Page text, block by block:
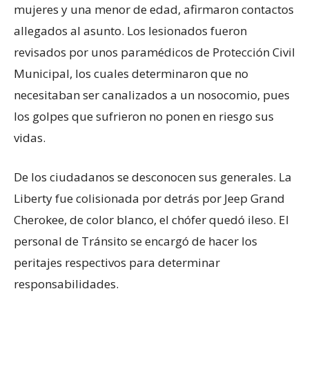
mujeres y una menor de edad, afirmaron contactos
allegados al asunto. Los lesionados fueron
revisados por unos paramédicos de Protección Civil
Municipal, los cuales determinaron que no
necesitaban ser canalizados a un nosocomio, pues
los golpes que sufrieron no ponen en riesgo sus
vidas.
De los ciudadanos se desconocen sus generales. La
Liberty fue colisionada por detrás por Jeep Grand
Cherokee, de color blanco, el chófer quedó ileso. El
personal de Tránsito se encargó de hacer los
peritajes respectivos para determinar
responsabilidades.